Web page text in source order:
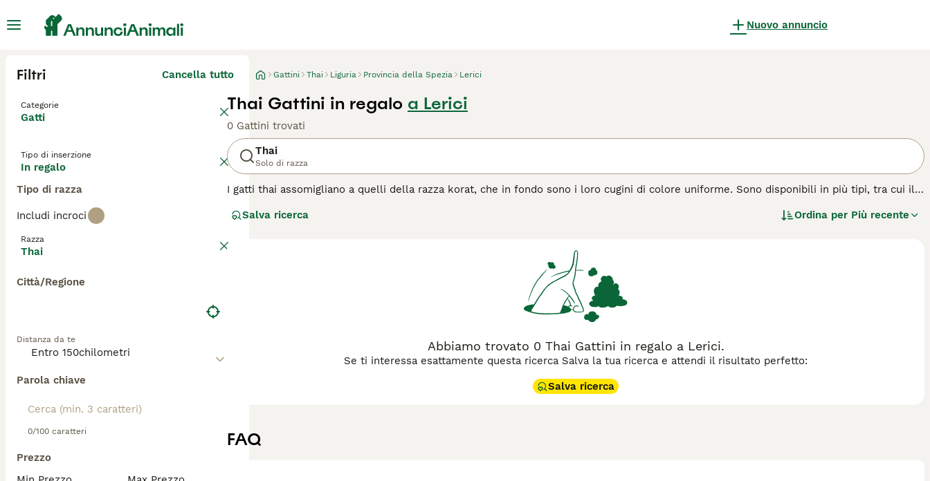
Nuovo annuncio
Filtri Cancella tutto
Categorie
Gatti
Tipo di inserzione
In regalo
Tipo di razza
Includi incroci
Razza
Thai
Città/Regione
Distanza da te
Parola chiave
0/100 caratteri
Prezzo
Gattini Thai Liguria Provincia della Spezia Lerici
Thai Gattini in regalo a Lerici
0 Gattini trovati
Thai
Solo di razza
I gatti thai assomigliano a quelli della razza korat, che in fondo sono i loro cugini di colore uniforme. Sono disponibili in più tipi, tra cui il
guadagnati la reputazione di meravigliosi compagni di famiglia. I gatti thai hanno molta personalità e questo, abbinato al loro bell'aspetto,
per informazioni su questa razza di gatto.
Salva ricerca Ordina per Più recente
Abbiamo trovato 0 Thai Gattini in regalo a Lerici.
Se ti interessa esattamente questa ricerca Salva la tua ricerca e attendi il risultato perfetto:
Salva ricerca
FAQ